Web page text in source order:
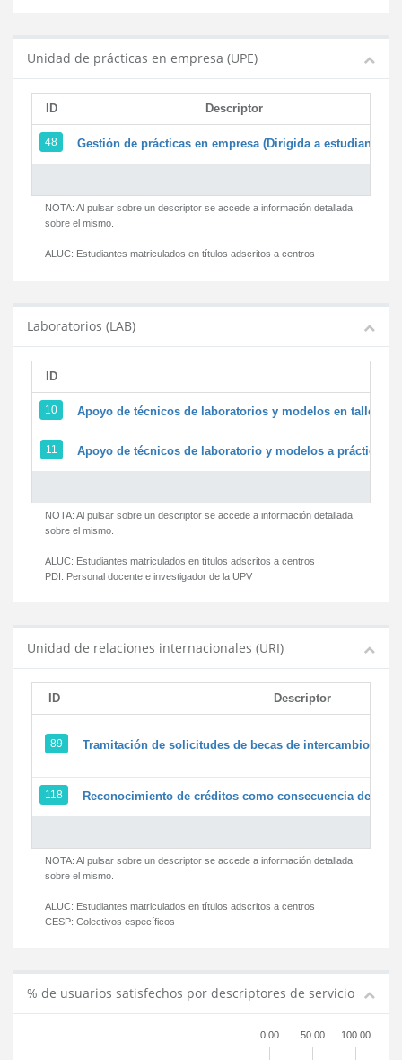
Unidad de prácticas en empresa (UPE)
ID Descriptor
48 Gestión de prácticas en empresa (Dirigida a estudiantes)
NOTA: Al pulsar sobre un descriptor se accede a información detallada
sobre el mismo.
ALUC: Estudiantes matriculados en títulos adscritos a centros
Laboratorios (LAB)
ID
10 Apoyo de técnicos de laboratorios y modelos en
11 Apoyo de técnicos de laboratorio y modelos a prácticas
NOTA: Al pulsar sobre un descriptor se accede a información detallada
sobre el mismo.
ALUC: Estudiantes matriculados en títulos adscritos a centros
PDI: Personal docente e investigador de la UPV
Unidad de relaciones internacionales (URI)
ID Descriptor
89 Tramitación de solicitudes de becas de intercambio
118 Reconocimiento de créditos como consecuencia de un
NOTA: Al pulsar sobre un descriptor se accede a información detallada
sobre el mismo.
ALUC: Estudiantes matriculados en títulos adscritos a centros
CESP: Colectivos específicos
% de usuarios satisfechos por descriptores de servicio
0.00 50.00 100.00